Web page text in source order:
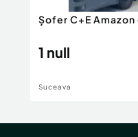
Șofer C+E
1 null
Suceava